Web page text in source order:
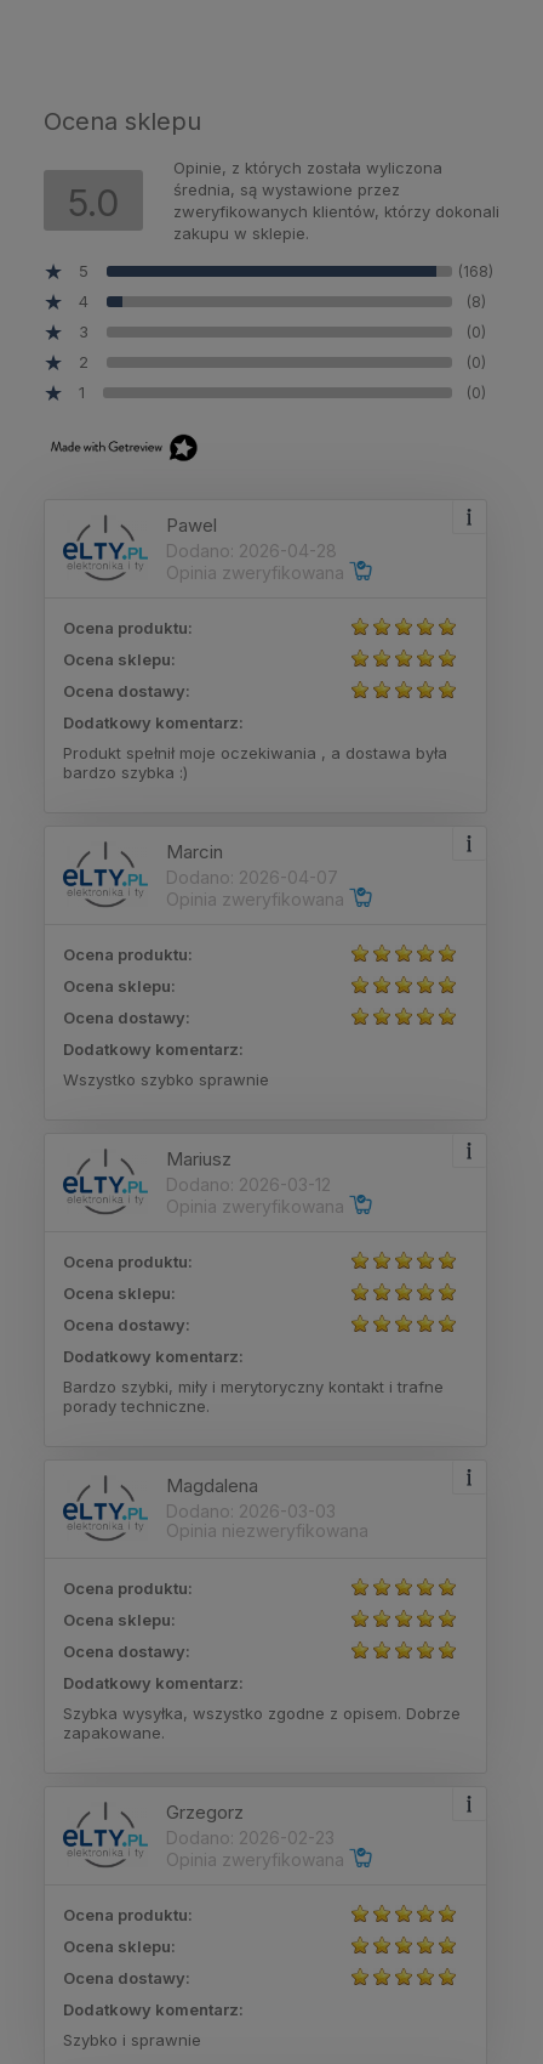
Ocena sklepu
5.0
Opinie, z których została wyliczona
średnia, są wystawione przez
zweryfikowanych klientów, którzy dokonali
zakupu w sklepie.
5
(168)
4 (8)
3 (0)
2 (0)
1 (0)
Pawel
Dodano: 2026-04-28
Opinia zweryfikowana
Ocena produktu:
Ocena sklepu:
Ocena dostawy:
Dodatkowy komentarz:
Produkt spełnił moje oczekiwania , a dostawa była
bardzo szybka :)
Marcin
Dodano: 2026-04-07
Opinia zweryfikowana
Ocena produktu:
Ocena sklepu:
Ocena dostawy:
Dodatkowy komentarz:
Wszystko szybko sprawnie
Mariusz
Dodano: 2026-03-12
Opinia zweryfikowana
Ocena produktu:
Ocena sklepu:
Ocena dostawy:
Dodatkowy komentarz:
Bardzo szybki, miły i merytoryczny kontakt i trafne
porady techniczne.
Magdalena
Dodano: 2026-03-03
Opinia niezweryfikowana
Ocena produktu:
Ocena sklepu:
Ocena dostawy:
Dodatkowy komentarz:
Szybka wysyłka, wszystko zgodne z opisem. Dobrze
zapakowane.
Grzegorz
Dodano: 2026-02-23
Opinia zweryfikowana
Ocena produktu:
Ocena sklepu:
Ocena dostawy:
Dodatkowy komentarz:
Szybko i sprawnie